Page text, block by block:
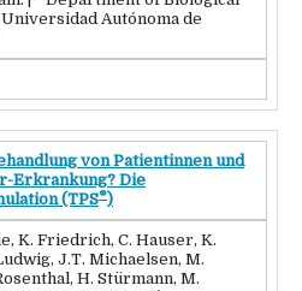
Autónoma de
von Patientinnen und
Erkrankung? Die
(TPS®)
K. Friedrich, C. Hauser, K.
J.T. Michaelsen, M.
H. Stürmann, M.